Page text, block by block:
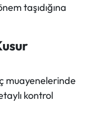
taşıdığına
muayenelerinde
kontrol